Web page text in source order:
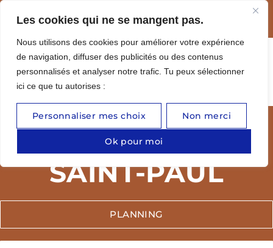
Les cookies qui ne se mangent pas.
Nous utilisons des cookies pour améliorer votre expérience
de navigation, diffuser des publicités ou des contenus
personnalisés et analyser notre trafic. Tu peux sélectionner
ici ce que tu autorises :
Personnaliser mes choix Non merci
Ok pour moi
Nouvelle boutique : venez découvrir nos
MON
PLANNING MAUA
SAINT-PAUL
PLANNING